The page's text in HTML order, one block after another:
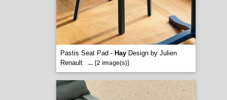
Pastis Seat Pad - HayDesign by Julien
Renault
... [2 image(s)]